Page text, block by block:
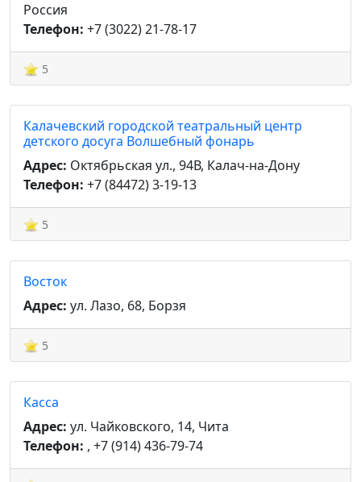
Россия
Телефон: +7 (3022) 21-78-17
5
Калачевский городской театральный центр
детского досуга Волшебный фонарь
Адрес: Октябрьская ул., 94В, Калач-на-Дону
Телефон: +7 (84472) 3-19-13
5
Восток
Адрес: ул. Лазо, 68, Борзя
5
Касса
Адрес: ул. Чайковского, 14, Чита
Телефон: , +7 (914) 436-79-74